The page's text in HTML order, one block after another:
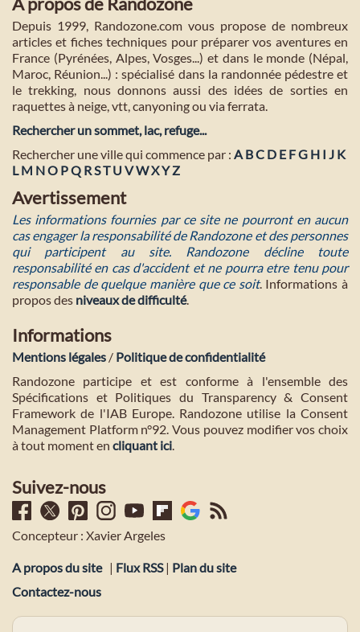
Depuis 1999, Randozone.com vous propose de nombreux
articles et fiches techniques pour préparer vos aventures en
France (Pyrénées, Alpes, Vosges...) et dans le monde (Népal,
Maroc, Réunion...) : spécialisé dans la randonnée pédestre et
le trekking, nous donnons aussi des idées de sorties en
raquettes à neige, vtt, canyoning ou via ferrata.
Rechercher un sommet, lac, refuge...
Rechercher une ville qui commence par : A BC D E FG H I J K
L M NO PQ RST U VWXYZ
Avertissement
Les informations fournies par ce site ne pourront en aucun
cas engager la responsabilité de Randozone et des personnes
qui participent au site. Randozone décline toute
responsabilité en cas d'accident et ne pourra etre tenu pour
responsable de quelque manière que ce soit. Informations à
propos des niveaux de difficulté.
Informations
Mentions légales / Politique de confidentialité
Randozone participe et est conforme à l'ensemble des
Spécifications et Politiques du Transparency & Consent
Framework de l'IAB Europe. Randozone utilise la Consent
Management Platform n°92. Vous pouvez modifier vos choix
à tout moment en cliquant ici.
Suivez-nous
Concepteur : Xavier Argeles
A propos du site | Flux RSS| Plan du site
Contactez-nous